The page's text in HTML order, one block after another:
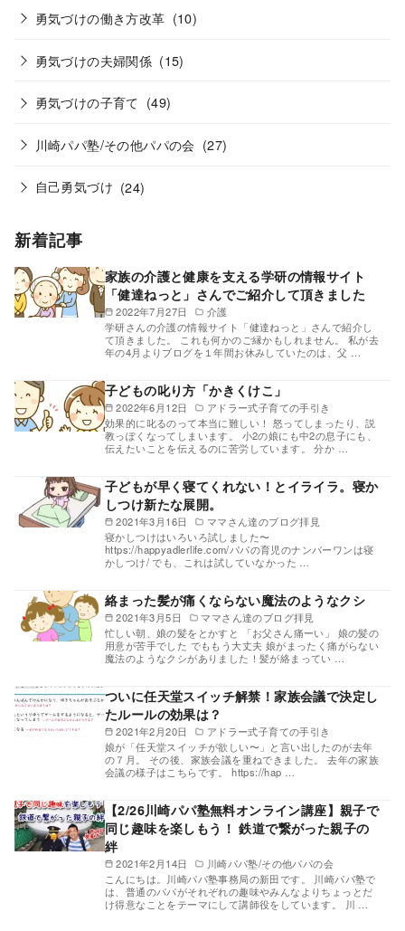
勇気づけの働き方改革 (10)
勇気づけの夫婦関係 (15)
勇気づけの子育て (49)
川崎パパ塾/その他パパの会 (27)
自己勇気づけ (24)
新着記事
2022年7月27日 介護
家族の介護と健康を支える学研の情報サイト
「健達ねっと」さんでご紹介して頂きました
学研さんの介護の情報サイト「健達ねっと」さんで紹介し
て頂きました。 これも何かのご縁かもしれません。 私が去
年の4月よりブログを１年間お休みしていたのは、父 …
2022年6月12日 アドラー式子育ての手引き
子どもの叱り方「かきくけこ」
効果的に叱るのって本当に難しい！ 怒ってしまったり、説
教っぽくなってしまいます。 小2の娘にも中2の息子にも、
伝えたいことを伝えるのに苦労しています。 分か …
2021年3月16日 ママさん達のブログ拝見
子どもが早く寝てくれない！とイライラ。寝か
しつけ新たな展開。
寝かしつけはいろいろ試しました〜
https://happyadlerlife.com/パパの育児のナンバーワンは寝
かしつけ/ でも、これは試していなかった …
2021年3月5日 ママさん達のブログ拝見
絡まった髪が痛くならない魔法のようなクシ
忙しい朝、娘の髪をとかすと 「お父さん痛ーい」 娘の髪の
用意が苦手でした でももう大丈夫 娘がまったく痛がらない
魔法のようなクシがありました！髪が絡まってい …
2021年2月20日 アドラー式子育ての手引き
ついに任天堂スイッチ解禁！家族会議で決定し
たルールの効果は？
娘が「任天堂スイッチが欲しい〜」と言い出したのが去年
の７月。 その後、家族会議を重ねできました。 去年の家族
会議の様子はこちらです。 https://hap …
2021年2月14日 川崎パパ塾/その他パパの会
【2/26川崎パパ塾無料オンライン講座】親子で
同じ趣味を楽しもう！ 鉄道で繋がった親子の
絆
こんにちは。川崎パパ塾事務局の新田です。 川崎パパ塾で
は、普通のパパがそれぞれの趣味やみんなよりちょっとだ
け得意なことをテーマにして講師役をしています。 川 …